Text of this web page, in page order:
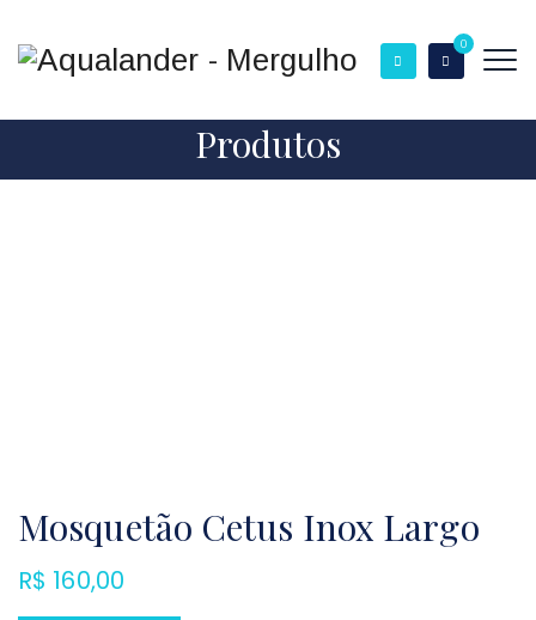
0
Produtos
Mosquetão Cetus Inox Largo
R$ 160,00